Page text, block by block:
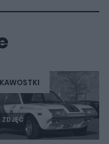
ZDJĘĆ